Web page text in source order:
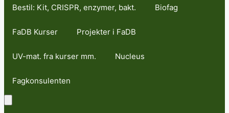
Bestil: Kit, CRISPR, enzymer, bakt. Biofag
FaDB Kurser Projekter i FaDB
UV-mat. fra kurser mm. Nucleus
Fagkonsulenten